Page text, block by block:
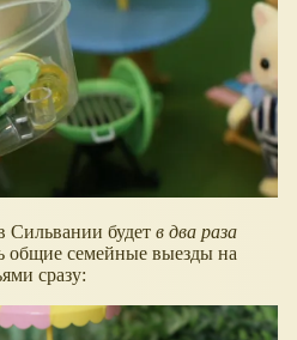
Сильвании будет в два раза
общие семейные выезды на
сразу: